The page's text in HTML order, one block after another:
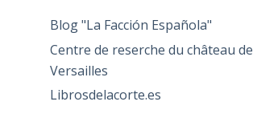
Blog "La Facción Española"
Centre de reserche du château de
Versailles
Librosdelacorte.es